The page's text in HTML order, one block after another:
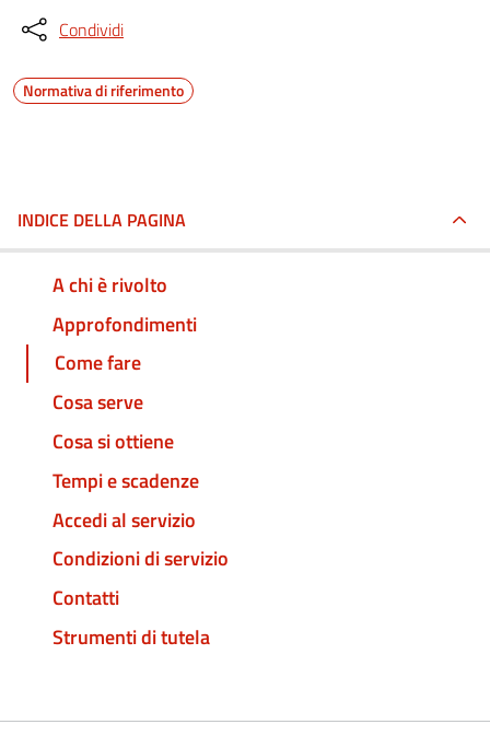
Condividi
Normativa di riferimento
INDICE DELLA PAGINA
A chi è rivolto
Approfondimenti
Come fare
Cosa serve
Cosa si ottiene
Tempi e scadenze
Accedi al servizio
Condizioni di servizio
Contatti
Strumenti di tutela